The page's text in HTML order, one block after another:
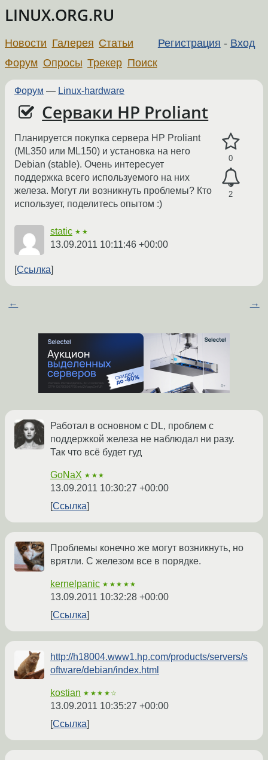
LINUX.ORG.RU
Регистрация - Вход
Новости Галерея Статьи
Форум Опросы Трекер Поиск
Форум — Linux-hardware
Серваки HP Proliant
0
2
Планируется покупка сервера HP Proliant
(ML350 или ML150) и установка на него
Debian (stable). Очень интересует
поддержка всего используемого на них
железа. Могут ли возникнуть проблемы? Кто
использует, поделитесь опытом :)
static ★★
13.09.2011 10:11:46 +00:00
Ссылка
← →
Работал в основном с DL, проблем с
поддержкой железа не наблюдал ни разу.
Так что всё будет гуд
GoNaX ★★★
13.09.2011 10:30:27 +00:00
Ссылка
Проблемы конечно же могут возникнуть, но
врятли. С железом все в порядке.
kernelpanic ★★★★★
13.09.2011 10:32:28 +00:00
Ссылка
http://h18004.www1.hp.com/products/servers/s
oftware/debian/index.html
kostian ★★★★☆
13.09.2011 10:35:27 +00:00
Ссылка